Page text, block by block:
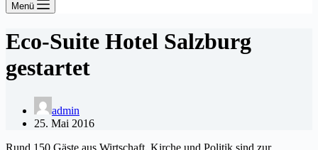
Menü
Eco-Suite Hotel Salzburg
gestartet
admin
25. Mai 2016
Rund 150 Gäste aus Wirtschaft, Kirche und Politik sind zur